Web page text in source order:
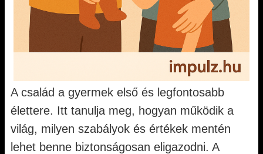
A család a gyermek első és legfontosabb
élettere. Itt tanulja meg, hogyan működik a
világ, milyen szabályok és értékek mentén
lehet benne biztonságosan eligazodni. A